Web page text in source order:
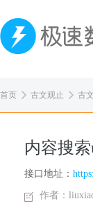
首页 古文观止 古
内容搜
接口地址：
作者：